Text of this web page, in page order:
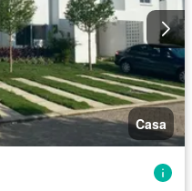
Casa